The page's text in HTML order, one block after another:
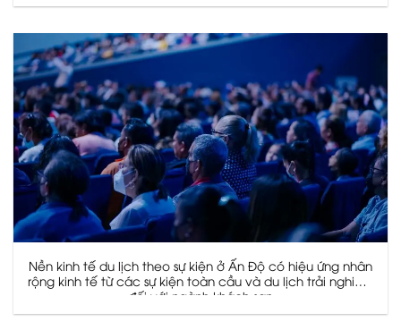
Nền kinh tế du lịch theo sự kiện ở Ấn Độ có hiệu ứng nhân
rộng kinh tế từ các sự kiện toàn cầu và du lịch trải nghiệm
đối với ngành khách sạn